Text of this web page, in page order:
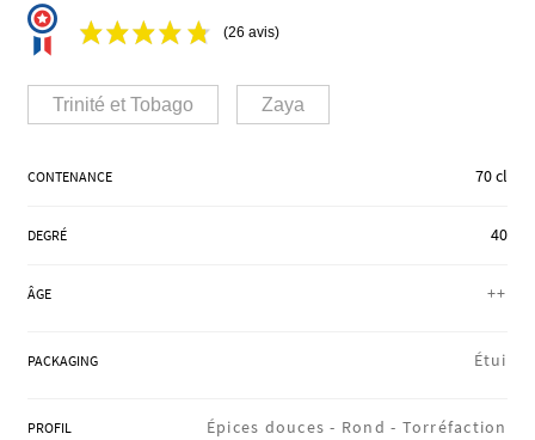
MARQUES
RÉGIONS
COFFRETS & CADEAUX
(26 avis)
Trinité et Tobago Zaya
CONTENANCE 70 cl
DEGRÉ 40
ÂGE ++
PACKAGING Étui
PROFIL Épices douces - Rond - Torréfaction